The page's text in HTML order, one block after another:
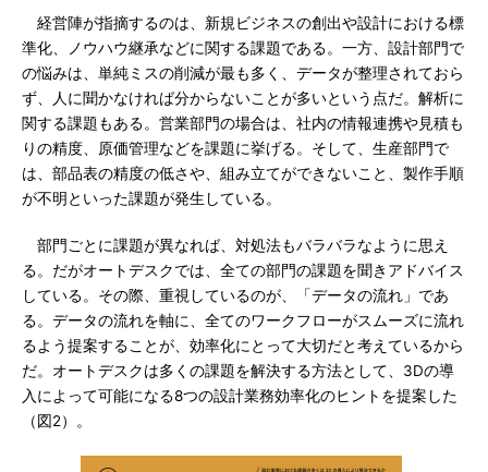
経営陣が指摘するのは、新規ビジネスの創出や設計における標
準化、ノウハウ継承などに関する課題である。一方、設計部門で
の悩みは、単純ミスの削減が最も多く、データが整理されておら
ず、人に聞かなければ分からないことが多いという点だ。解析に
関する課題もある。営業部門の場合は、社内の情報連携や見積も
りの精度、原価管理などを課題に挙げる。そして、生産部門で
は、部品表の精度の低さや、組み立てができないこと、製作手順
が不明といった課題が発生している。
部門ごとに課題が異なれば、対処法もバラバラなように思え
る。だがオートデスクでは、全ての部門の課題を聞きアドバイス
している。その際、重視しているのが、「データの流れ」であ
る。データの流れを軸に、全てのワークフローがスムーズに流れ
るよう提案することが、効率化にとって大切だと考えているから
だ。オートデスクは多くの課題を解決する方法として、3Dの導
入によって可能になる8つの設計業務効率化のヒントを提案した
（図2）。